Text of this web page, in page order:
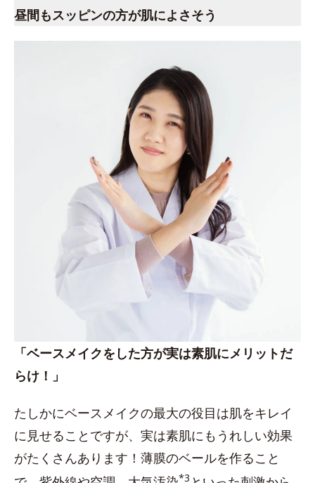
昼間もスッピンの方が肌によさそう
「ベースメイクをした方が実は素肌にメリットだ
らけ！」
たしかにベースメイクの最大の役目は肌をキレイ
に見せることですが、実は素肌にもうれしい効果
がたくさんあります！薄膜のベールを作ること
*3